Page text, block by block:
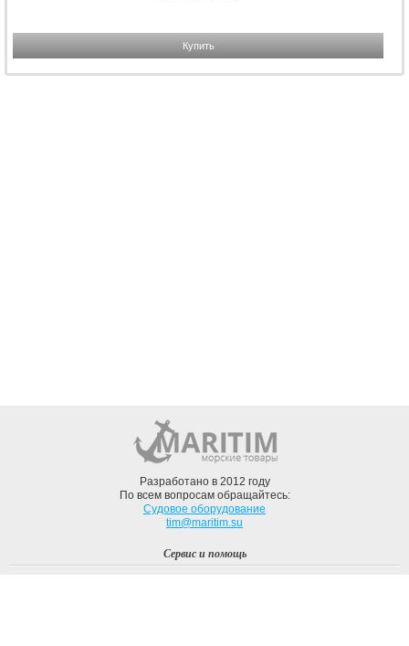
Купить
Разработано в 2012 году
По всем вопросам обращайтесь:
Судовое оборудование
tim@maritim.su
Сервис и помощь